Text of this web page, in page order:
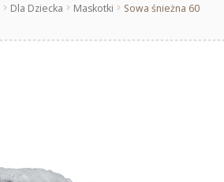
Dla Dziecka Maskotki
Sowa śnieżna 60